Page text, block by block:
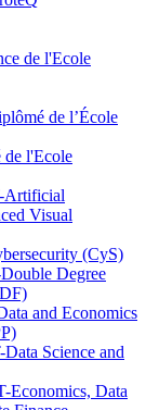
de l'Ecole
de l’École
de l'Ecole
Artificial
Visual
(CyS)
Degree
and Economics
Science and
Economics, Data